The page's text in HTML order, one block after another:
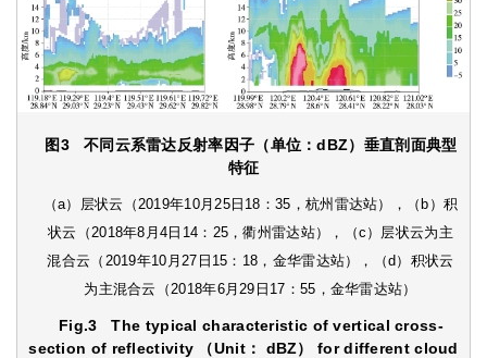
图3 不同云系雷达反射率因子（单位：dBZ）垂直剖面典型
特征
（a）层状云（2019年10月25日18：35，杭州雷达站），（b）积
状云（2018年8月4日14：25，衢州雷达站），（c）层状云为主
混合云（2019年10月27日15：18，金华雷达站），（d）积状云
为主混合云（2018年6月29日17：55，金华雷达站）
Fig.3The typical characteristic of vertical cross-
section of reflectivity （Unit： dBZ） for different cloud